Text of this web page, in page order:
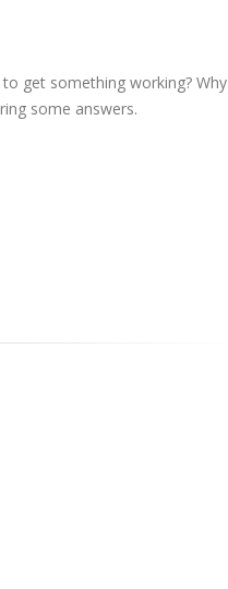
get something working? Why
some answers.